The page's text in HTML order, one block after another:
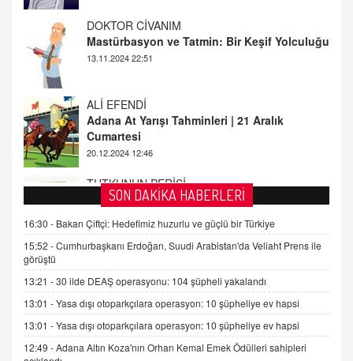
13.11.2024 22:51
ALİ EFENDİ
Cumartesi
20.12.2024 12:46
TUTKUNUN PERİSİ
Sağlıklı Bir Cinsel Yaşam ile İlgili Bilinmesi
08.11.2024 13:16
FARUK ÖNALAN
Tezkere Onaylanmasaydı…
2 Kasım 2021 Salı 00:11
AV. DOĞAN CAN DOĞAN
Kişisel verilerin korunması ve dijital hukukun
gelişimi
15.09.2025 16:17
SON DAKİKA HABERLERİ
16:30 - Bakan Çiftçi: Hedefimiz huzurlu ve güçlü bir Türkiye
15:52 -Cumhurbaşkanı Erdoğan, Suudi Arabistan'da Veliaht Prens ile
görüştü
13:21 -30 ilde DEAŞ operasyonu: 104 şüpheli yakalandı
13:01 -Yasa dışı otoparkçılara operasyon: 10 şüpheliye ev hapsi
13:01 -Yasa dışı otoparkçılara operasyon: 10 şüpheliye ev hapsi
12:49 -Adana Altın Koza'nın Orhan Kemal Emek Ödülleri sahipleri